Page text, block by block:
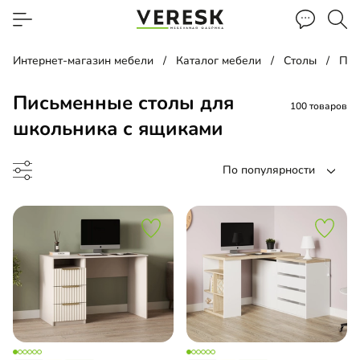
Интернет-магазин мебели Каталог мебели Столы
Письменные столы для
школьника с ящиками
100 товаров
По популярности
стол
стол подвесной